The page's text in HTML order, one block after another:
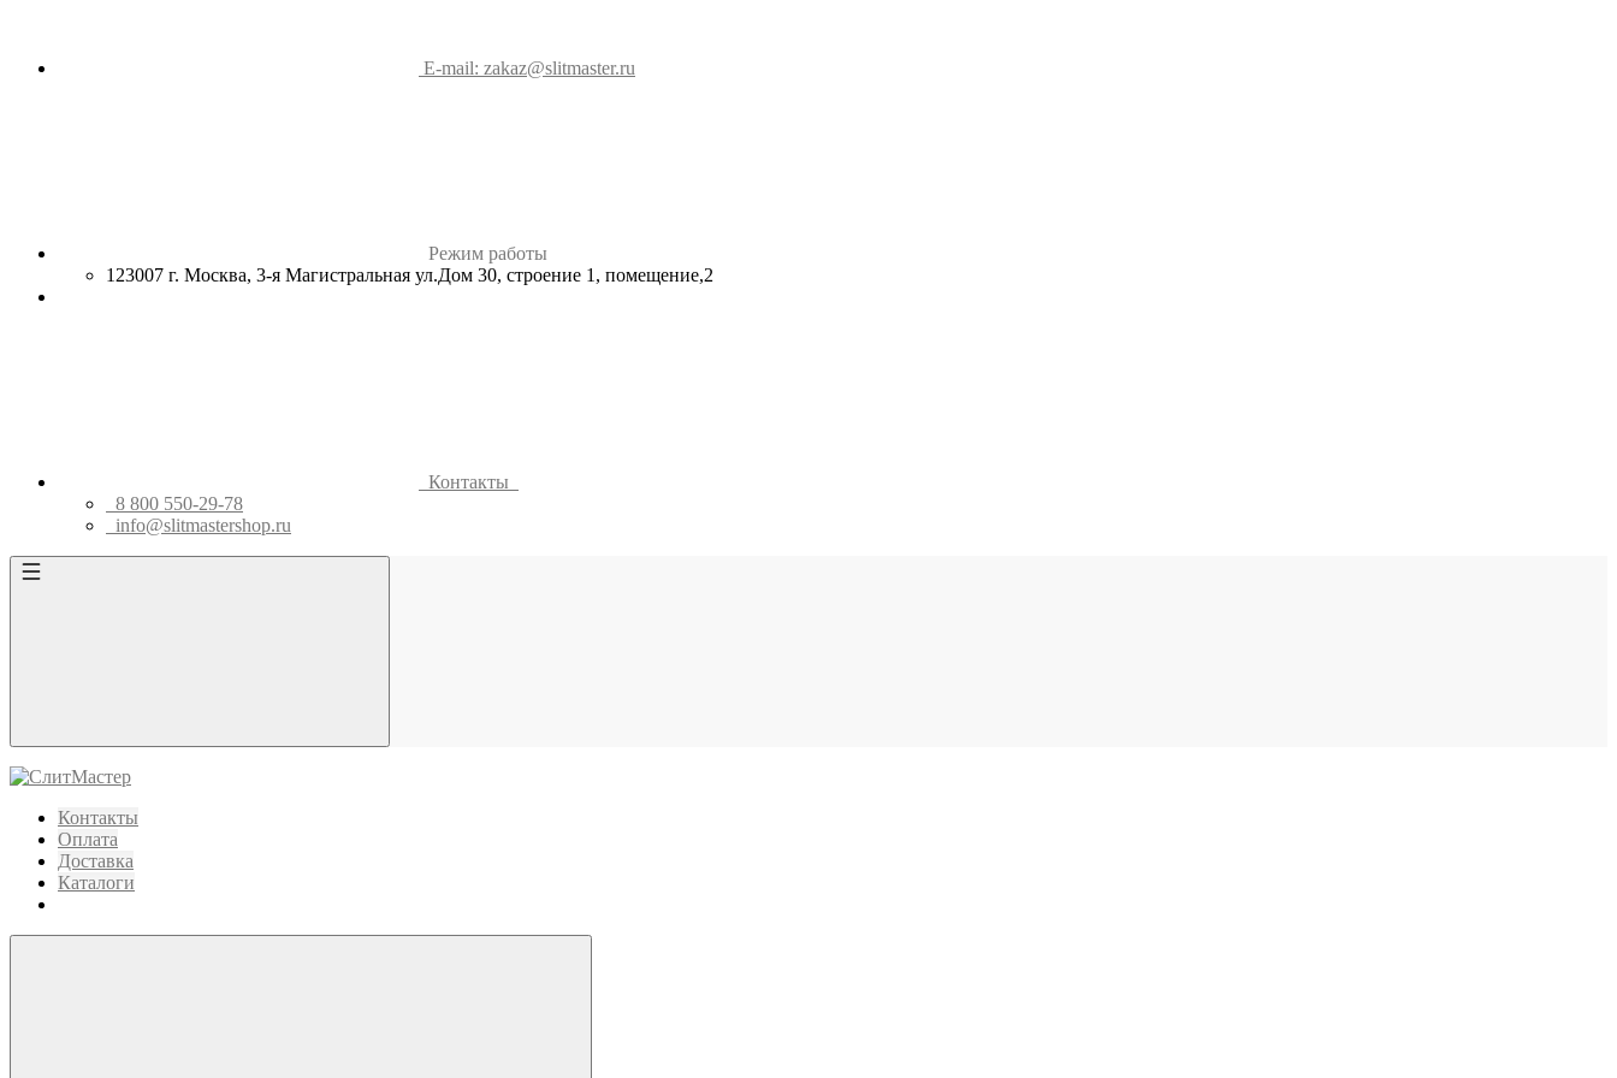
E-mail: zakaz@slitmaster.ru
Режим работы
123007 г. Москва, 3-я Магистральная ул.Дом 30, строение 1, помещение,2
Контакты
8 800 550-29-78
info@slitmastershop.ru
Контакты
Оплата
Доставка
Каталоги